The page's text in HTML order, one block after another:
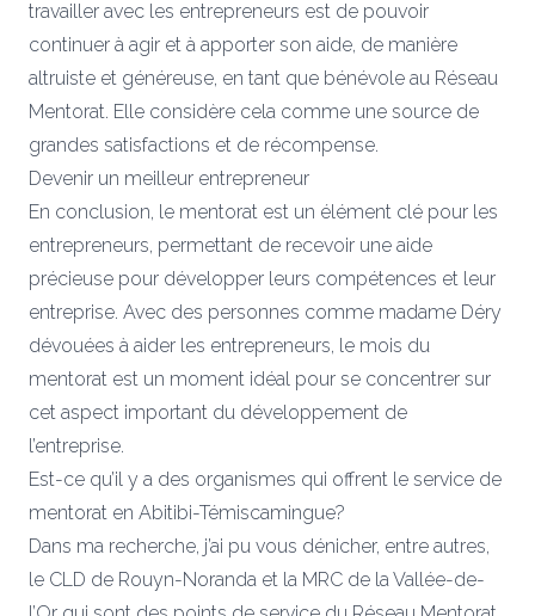
travailler avec les entrepreneurs est de pouvoir
continuer à agir et à apporter son aide, de manière
altruiste et généreuse, en tant que bénévole au Réseau
Mentorat. Elle considère cela comme une source de
grandes satisfactions et de récompense.
Devenir un meilleur entrepreneur
En conclusion, le mentorat est un élément clé pour les
entrepreneurs, permettant de recevoir une aide
précieuse pour développer leurs compétences et leur
entreprise. Avec des personnes comme madame Déry
dévouées à aider les entrepreneurs, le mois du
mentorat est un moment idéal pour se concentrer sur
cet aspect important du développement de
l’entreprise.
Est-ce qu’il y a des organismes qui offrent le service de
mentorat en Abitibi-Témiscamingue?
Dans ma recherche, j’ai pu vous dénicher, entre autres,
le CLD de Rouyn-Noranda et la MRC de la Vallée-de-